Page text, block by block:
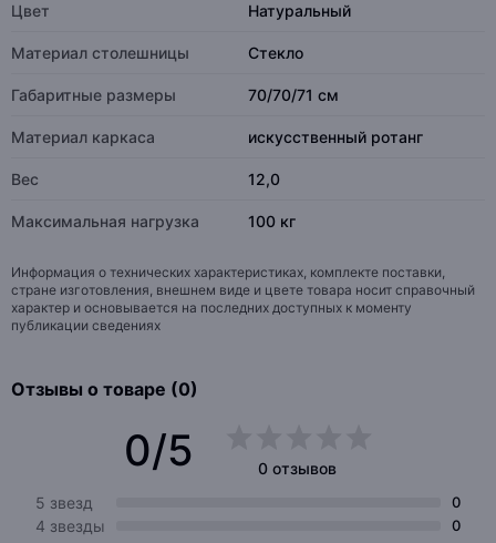
Цвет Натуральный
Материал столешницы Стекло
Габаритные размеры 70/70/71 см
Материал каркаса искусственный ротанг
Вес 12,0
Максимальная нагрузка 100 кг
Информация о технических характеристиках, комплекте поставки,
стране изготовления, внешнем виде и цвете товара носит справочный
характер и основывается на последних доступных к моменту
публикации сведениях
Отзывы о товаре (0)
0/5
0 отзывов
5 звезд
0
4 звезды 0